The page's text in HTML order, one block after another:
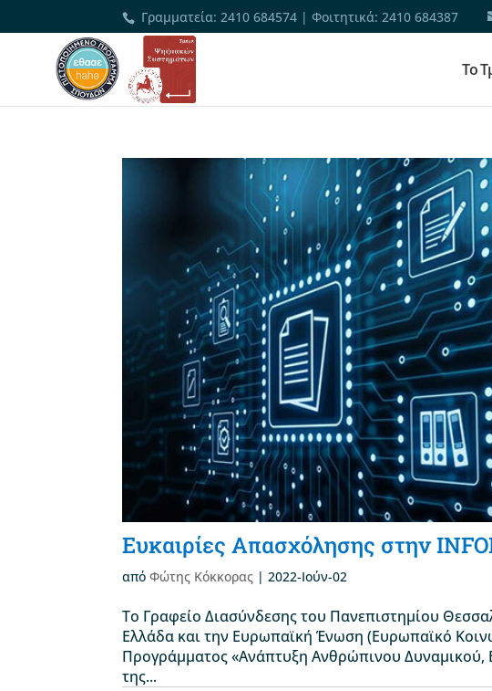
Γραμματεία: 2410 684574 |Φοιτητικά: 2410 684387
Το
Ευκαιρίες Απασχόλησης στην
απόΦώτης Κόκκορας |2022-Ιούν-02
Το Γραφείο Διασύνδεσης του Πανεπιστημίου
Ελλάδα και την Ευρωπαϊκή Ένωση (Ευρωπαϊκό
Προγράμματος «Ανάπτυξη Ανθρώπινου Δυναμικού,
της...